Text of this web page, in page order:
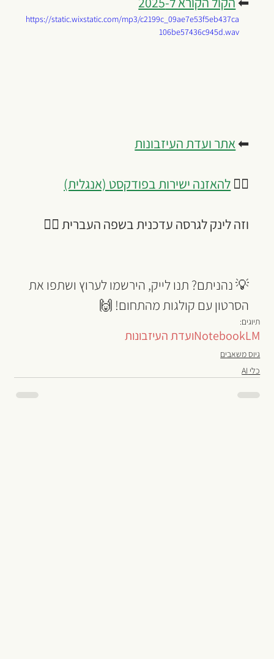
https://static.wixstatic.com/mp3/c2199c_09ae7e53f5eb437ca
106be57436c945d.wav
⬅ אתר ועדת העיזבונות
👈🏾 להאזנה ישירות בפודקסט (אנגלית)
וזה לינק לגרסה עדכנית בשפה העברית 👈🏾
💡 נהניתם? תנו לייק, הירשמו לערוץ ושתפו את
הסרטון עם קולגות מהתחום! 🙌
תיוגים:
NotebookLMועדת העיזבונות
גיוס משאבים
כלי AI